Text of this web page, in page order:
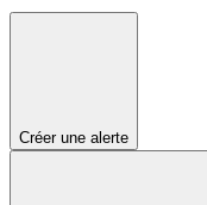
Créer une alerte